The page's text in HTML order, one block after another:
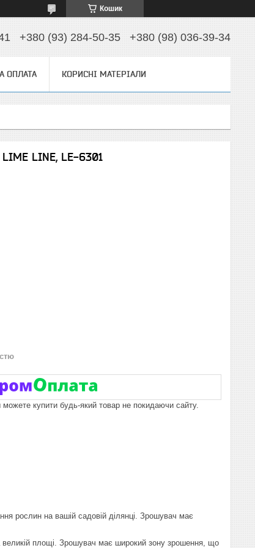
Кошик
+380 (93) 284-50-35 +380 (98) 036-39-34
ОПЛАТА КОРИСНІ МАТЕРІАЛИ
LINE, LE-6301
можете купити будь-який товар не покидаючи сайту.
рослин на вашій садовій ділянці. Зрошувач має
великій площі. Зрошувач має широкий зону зрошення, що